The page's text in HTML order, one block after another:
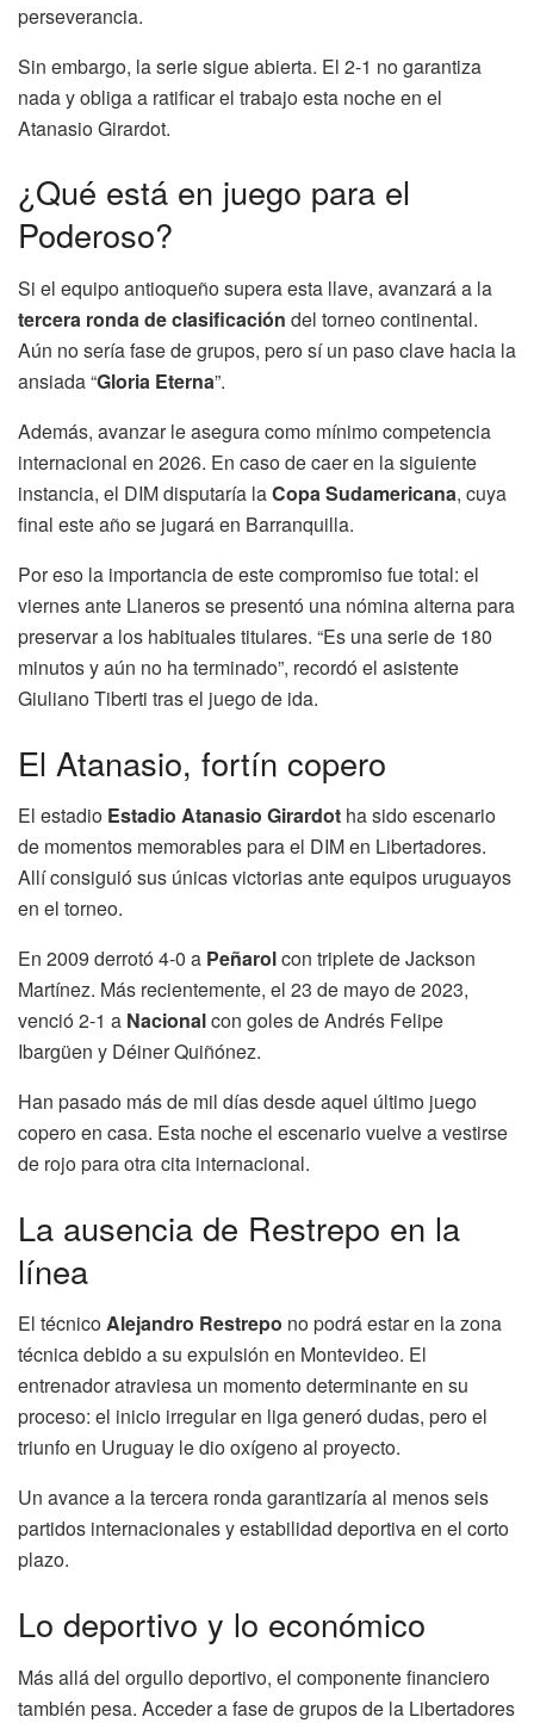
perseverancia.
Sin embargo, la serie sigue abierta. El 2-1 no garantiza
nada y obliga a ratificar el trabajo esta noche en el
Atanasio Girardot.
¿Qué está en juego para el
Poderoso?
Si el equipo antioqueño supera esta llave, avanzará a la
tercera ronda de clasificación del torneo continental.
Aún no sería fase de grupos, pero sí un paso clave hacia la
ansiada “Gloria Eterna”.
Además, avanzar le asegura como mínimo competencia
internacional en 2026. En caso de caer en la siguiente
instancia, el DIM disputaría laCopa Sudamericana, cuya
final este año se jugará en Barranquilla.
Por eso la importancia de este compromiso fue total: el
viernes ante Llaneros se presentó una nómina alterna para
preservar a los habituales titulares. “Es una serie de 180
minutos y aún no ha terminado”, recordó el asistente
Giuliano Tiberti tras el juego de ida.
El Atanasio, fortín copero
El estadio Estadio Atanasio Girardot ha sido escenario
de momentos memorables para el DIM en Libertadores.
Allí consiguió sus únicas victorias ante equipos uruguayos
en el torneo.
En 2009 derrotó 4-0 a Peñarolcon triplete de Jackson
Martínez. Más recientemente, el 23 de mayo de 2023,
venció 2-1 a Nacionalcon goles de Andrés Felipe
Ibargüen y Déiner Quiñónez.
Han pasado más de mil días desde aquel último juego
copero en casa. Esta noche el escenario vuelve a vestirse
de rojo para otra cita internacional.
La ausencia de Restrepo en la
línea
El técnicoAlejandro Restrepo no podrá estar en la zona
técnica debido a su expulsión en Montevideo. El
entrenador atraviesa un momento determinante en su
proceso: el inicio irregular en liga generó dudas, pero el
triunfo en Uruguay le dio oxígeno al proyecto.
Un avance a la tercera ronda garantizaría al menos seis
partidos internacionales y estabilidad deportiva en el corto
plazo.
Lo deportivo y lo económico
Más allá del orgullo deportivo, el componente financiero
también pesa. Acceder a fase de grupos de la Libertadores